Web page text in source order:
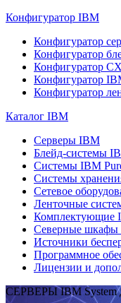
Конфигуратор IBM
Конфигуратор
Конфигуратор
Конфигуратор
Конфигуратор
Конфигуратор
Каталог IBM
Серверы IBM
Блейд-системы
Системы IBM
Системы
Сетевое
Ленточные
Комплектующие
Северные шкафы
Источники
Программное
Лицензии и
СЕРВЕРЫ IBM System